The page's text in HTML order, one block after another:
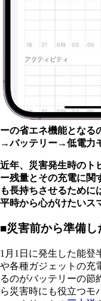
ーの省エネ機能となる
→バッテリー→低電力
近年、災害発生時のト
ー残量とその充電に関
も長持ちさせるため
平時から心がけたいス
■災害前から準備し
1月1日に発生した能登
や各種ガジェットの充
るのがバッテリーの節
ら災害時にも役立つモ